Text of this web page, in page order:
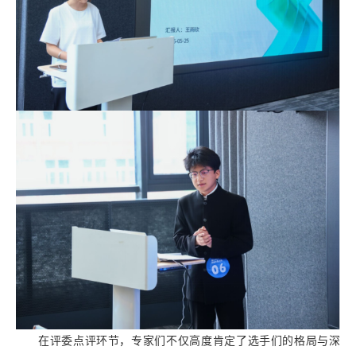
在评委点评环节，专家们不仅高度肯定了选手们的格局与深